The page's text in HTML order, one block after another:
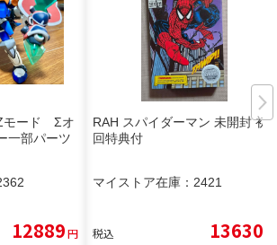
モード Σオ
一部パーツ
12889円
RAH スパイダーマン 未開封 初
回特典付
マイストア在庫： 2421
税込 13630